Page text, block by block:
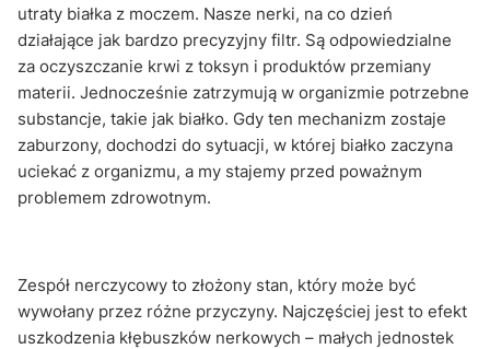
utraty białka z moczem. Nasze nerki, na co dzień
działające jak bardzo precyzyjny filtr. Są odpowiedzialne
za oczyszczanie krwi z toksyn i produktów przemiany
materii. Jednocześnie zatrzymują w organizmie potrzebne
substancje, takie jak białko. Gdy ten mechanizm zostaje
zaburzony, dochodzi do sytuacji, w której białko zaczyna
uciekać z organizmu, a my stajemy przed poważnym
problemem zdrowotnym.
Zespół nerczycowy to złożony stan, który może być
wywołany przez różne przyczyny. Najczęściej jest to efekt
uszkodzenia kłębuszków nerkowych – małych jednostek